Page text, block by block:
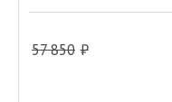
57 850